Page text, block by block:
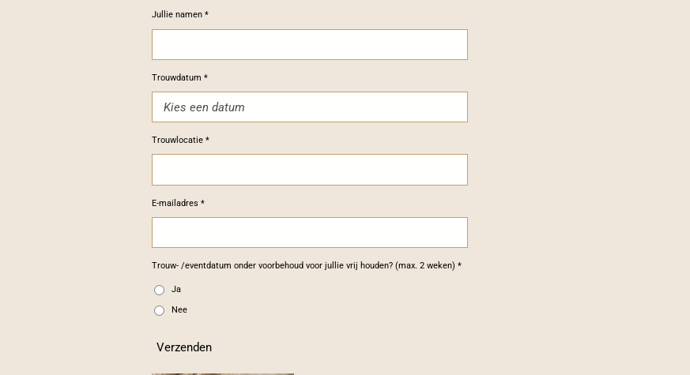
Jullie namen *
Trouwdatum *
Trouwlocatie *
E-mailadres *
Trouw- /eventdatum onder voorbehoud voor jullie vrij houden? (max. 2 weken) *
Ja
Nee
Verzenden